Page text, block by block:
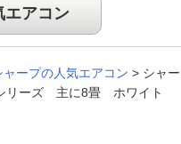
エアコン
ャープの人気エアコン > シャー
リーズ 主に8畳 ホワイト